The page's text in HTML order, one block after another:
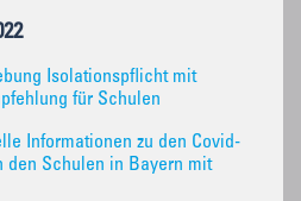
Isolationspflicht mit
für Schulen
Informationen zu den Covid-
den Schulen in Bayern mit